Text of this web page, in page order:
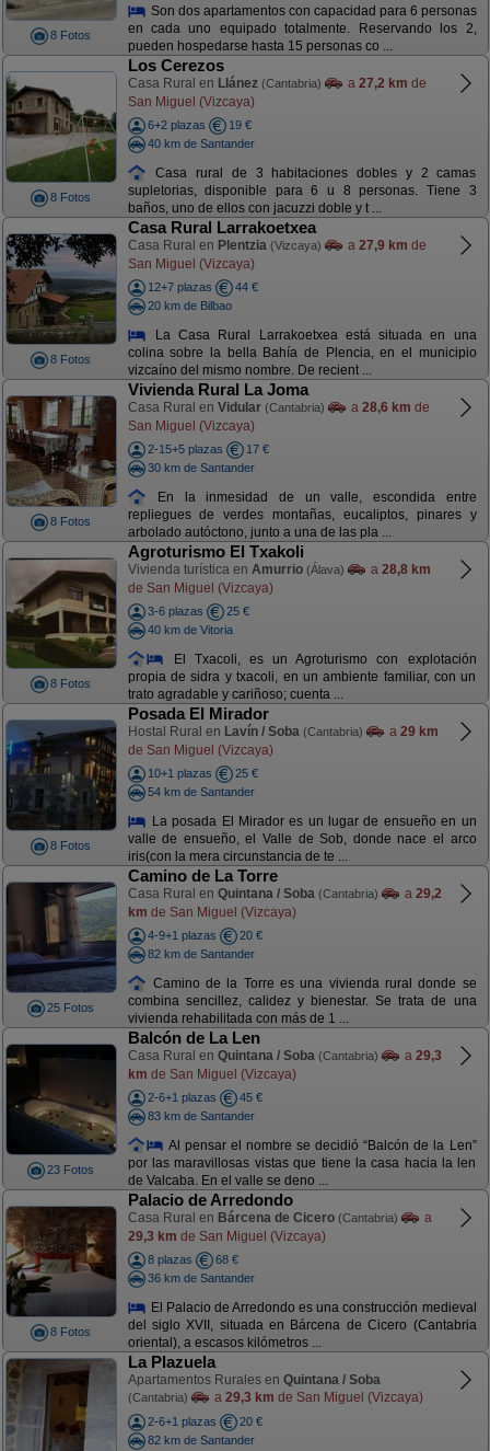
8 Fotos
Son dos apartamentos con capacidad para 6 personas
en cada uno equipado totalmente. Reservando los 2,
pueden hospedarse hasta 15 personas co ...
8 Fotos
Los Cerezos
Casa Rural en Llánez (Cantabria) a 27,2 km de
San Miguel (Vizcaya)
6+2 plazas
19 €
40 km de Santander
Casa rural de 3 habitaciones dobles y 2 camas
supletorias, disponible para 6 u 8 personas. Tiene 3
baños, uno de ellos con jacuzzi doble y t ...
8 Fotos
Casa Rural Larrakoetxea
Casa Rural en Plentzia (Vizcaya) a 27,9 km de
San Miguel (Vizcaya)
12+7 plazas
44 €
20 km de Bilbao
La Casa Rural Larrakoetxea está situada en una
colina sobre la bella Bahía de Plencia, en el municipio
vizcaíno del mismo nombre. De recient ...
8 Fotos
Vivienda Rural La Joma
Casa Rural en Vidular (Cantabria) a 28,6 km de
San Miguel (Vizcaya)
2-15+5 plazas
17 €
30 km de Santander
En la inmesidad de un valle, escondida entre
repliegues de verdes montañas, eucaliptos, pinares y
arbolado autóctono, junto a una de las pla ...
8 Fotos
Agroturismo El Txakoli
Vivienda turística en Amurrio (Álava) a 28,8 km
de San Miguel (Vizcaya)
3-6 plazas
25 €
40 km de Vitoria
El Txacoli, es un Agroturismo con explotación
propia de sidra y txacoli, en un ambiente familiar, con un
trato agradable y cariñoso; cuenta ...
8 Fotos
Posada El Mirador
Hostal Rural en Lavín / Soba (Cantabria) a 29 km
de San Miguel (Vizcaya)
10+1 plazas
25 €
54 km de Santander
La posada El Mirador es un lugar de ensueño en un
valle de ensueño, el Valle de Sob, donde nace el arco
iris(con la mera circunstancia de te ...
25 Fotos
Camino de La Torre
Casa Rural en Quintana / Soba (Cantabria) a 29,2
km de San Miguel (Vizcaya)
4-9+1 plazas
20 €
82 km de Santander
Camino de la Torre es una vivienda rural donde se
combina sencillez, calidez y bienestar. Se trata de una
vivienda rehabilitada con más de 1 ...
23 Fotos
Balcón de La Len
Casa Rural en Quintana / Soba (Cantabria) a 29,3
km de San Miguel (Vizcaya)
2-6+1 plazas
45 €
83 km de Santander
Al pensar el nombre se decidió “Balcón de la Len”
por las maravillosas vistas que tiene la casa hacia la len
de Valcaba. En el valle se deno ...
8 Fotos
Palacio de Arredondo
Casa Rural en Bárcena de Cicero (Cantabria)
a
29,3 km de San Miguel (Vizcaya)
8 plazas
68 €
36 km de Santander
El Palacio de Arredondo es una construcción medieval
del siglo XVII, situada en Bárcena de Cicero (Cantabria
oriental), a escasos kilómetros ...
La Plazuela
Apartamentos Rurales en Quintana / Soba
(Cantabria) a 29,3 km de San Miguel (Vizcaya)
2-6+1 plazas
20 €
82 km de Santander